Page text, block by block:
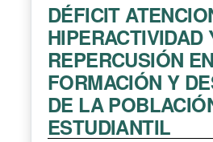
DÉFICIT
HIPERACTIVIDAD
REPERCUSIÓN
FORMACIÓN Y
DE LA
ESTUDIANTIL